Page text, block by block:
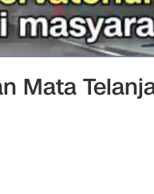
Mata